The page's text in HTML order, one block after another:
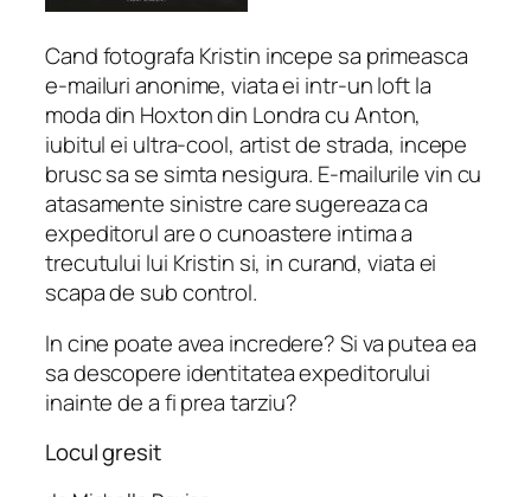
Cand fotografa Kristin incepe sa primeasca
e-mailuri anonime, viata ei intr-un loft la
moda din Hoxton din Londra cu Anton,
iubitul ei ultra-cool, artist de strada, incepe
brusc sa se simta nesigura. E-mailurile vin cu
atasamente sinistre care sugereaza ca
expeditorul are o cunoastere intima a
trecutului lui Kristin si, in curand, viata ei
scapa de sub control.
In cine poate avea incredere? Si va putea ea
sa descopere identitatea expeditorului
inainte de a fi prea tarziu?
Locul gresit